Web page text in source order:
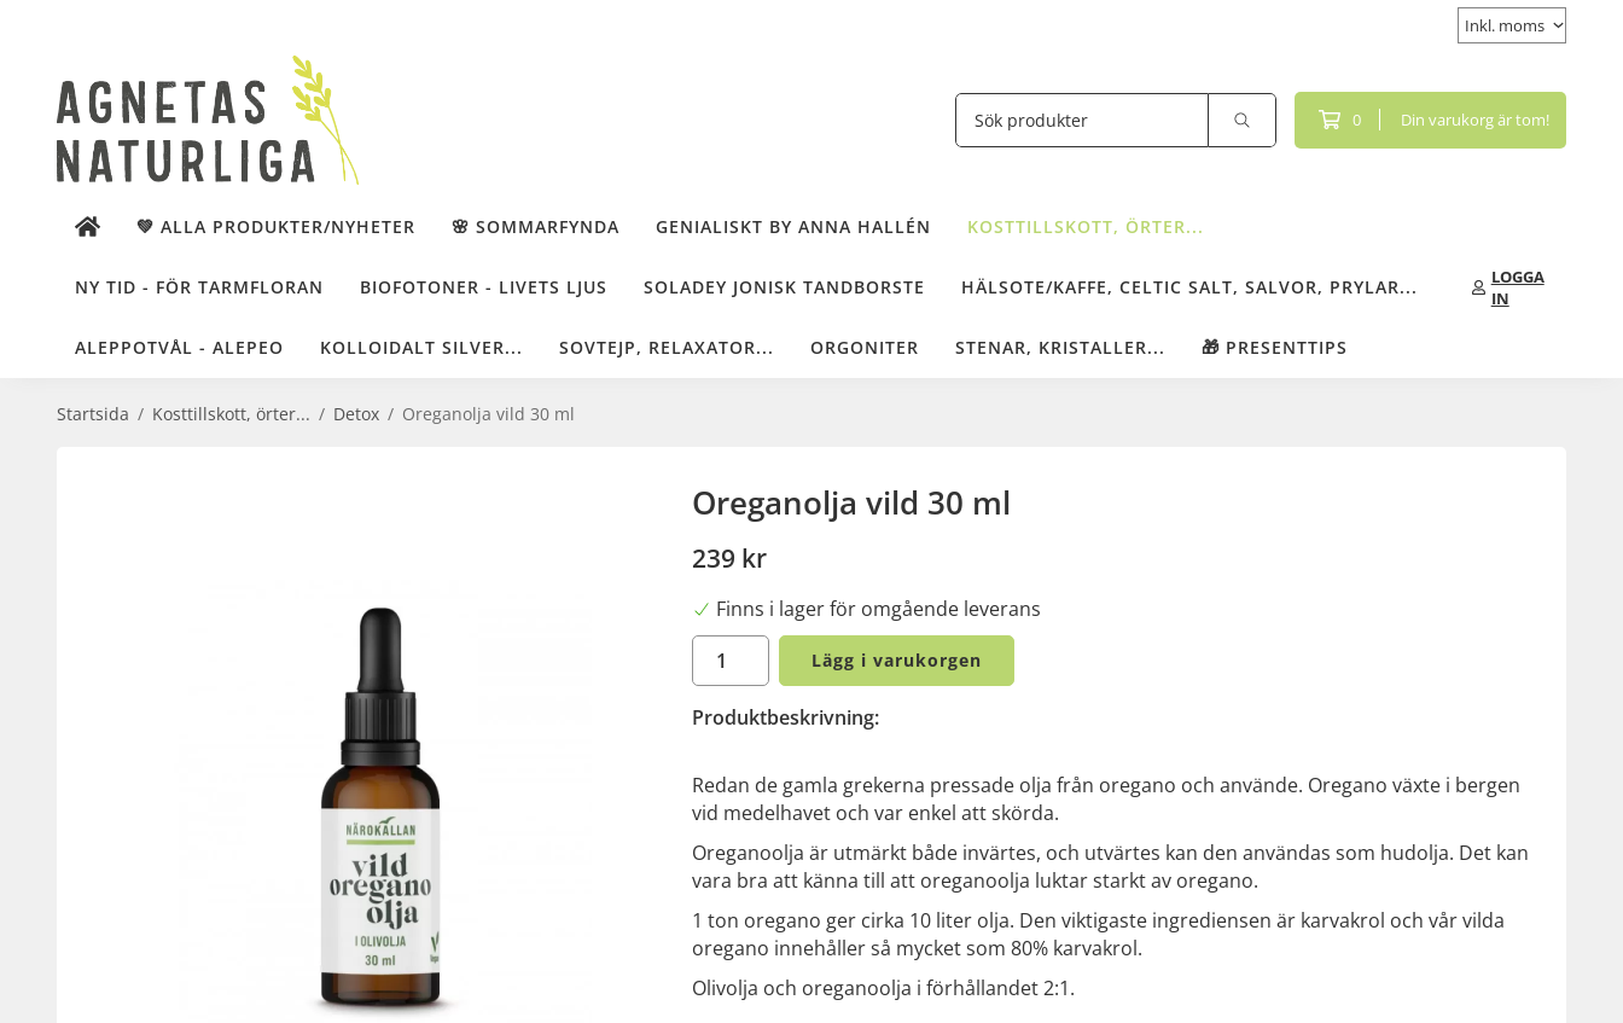
0 Din varukorg är tom!
💚 ALLA PRODUKTER/NYHETER 🌸 SOMMARFYNDA GENIALISKT BY ANNA HALLÉN KOSTTILLSKOTT, ÖRTER...
NY TID - FÖR TARMFLORAN BIOFOTONER - LIVETS LJUS SOLADEY JONISK TANDBORSTE HÄLSOTE/KAFFE, CELTIC SALT, SALVOR, PRYLAR...
ALEPPOTVÅL - ALEPEO KOLLOIDALT SILVER... SOVTEJP, RELAXATOR... ORGONITER STENAR, KRISTALLER... 🎁 PRESENTTIPS
LOGGA
IN
Startsida / Kosttillskott, örter... / Detox / Oreganolja vild 30 ml
Oreganolja vild 30 ml
239 kr
Finns i lager för omgående leverans
Lägg i varukorgen
Produktbeskrivning:
Redan de gamla grekerna pressade olja från oregano och använde. Oregano växte i bergen
vid medelhavet och var enkel att skörda.
Oreganoolja är utmärkt både invärtes, och utvärtes kan den användas som hudolja. Det kan
vara bra att känna till att oreganoolja luktar starkt av oregano.
1 ton oregano ger cirka 10 liter olja. Den viktigaste ingrediensen är karvakrol och vår vilda
oregano innehåller så mycket som 80% karvakrol.
Olivolja och oreganoolja i förhållandet 2:1.